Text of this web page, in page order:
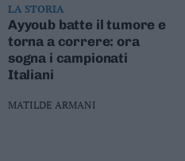
LA STORIA
Ayyoub batte il tumore e
torna a correre: ora
sogna i campionati
Italiani
MATILDE ARMANI